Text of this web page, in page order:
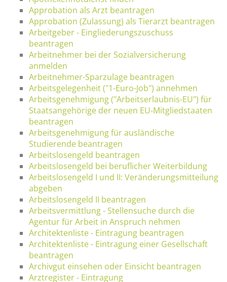
Approbation als Arzt beantragen
Approbation (Zulassung) als Tierarzt beantragen
Arbeitgeber - Eingliederungszuschuss
beantragen
Arbeitnehmer bei der Sozialversicherung
anmelden
Arbeitnehmer-Sparzulage beantragen
Arbeitsgelegenheit ("1-Euro-Job") annehmen
Arbeitsgenehmigung ("Arbeitserlaubnis-EU") für
Staatsangehörige der neuen EU-Mitgliedstaaten
beantragen
Arbeitsgenehmigung für ausländische
Studierende beantragen
Arbeitslosengeld beantragen
Arbeitslosengeld bei beruflicher Weiterbildung
Arbeitslosengeld I und II: Veränderungsmitteilung
abgeben
Arbeitslosengeld II beantragen
Arbeitsvermittlung - Stellensuche durch die
Agentur für Arbeit in Anspruch nehmen
Architektenliste - Eintragung beantragen
Architektenliste - Eintragung einer Gesellschaft
beantragen
Archivgut einsehen oder Einsicht beantragen
Arztregister - Eintragung